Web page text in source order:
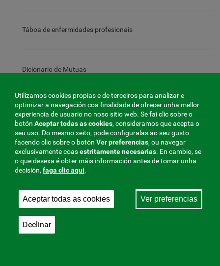
Táboa de enfermidades profesionais
Dicionario de Mutuas
Investigacións
Publicacións e subscricións electrónicas
Fondos do escritorio
Ventá de servizo
Utilizamos cookies propias e de terceiros para analizar e
optimizar a navegación coa finalidade de ofrecer unha mellor
experiencia de usuario no noso sitio web. Se fai clic sobre o
botón Aceptar todas as cookies, consideramos que acepta o
seu uso. Do mesmo xeito, pode configuralas ao seu gusto
facendo clic sobre o botón Ver preferencias, ou navegar
exclusivamente coasestritamentenecesarias. En cambio, se
o que desexa é obter máis información antes de tomar unha
decisión, faga clic aquí.
Aceptar todas as cookies Ver preferencias
Declinar